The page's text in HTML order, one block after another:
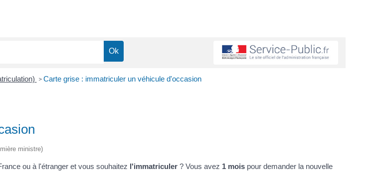
> Carte grise : immatriculer un véhicule d'occasion
ministre)
ou à l'étranger et vous souhaitez l'immatriculer ? Vous avez 1 mois pour demander la nouvelle